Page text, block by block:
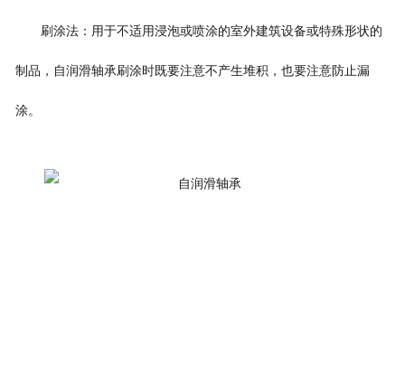
刷涂法：用于不适用浸泡或喷涂的室外建筑设备或特殊形状的
制品，自润滑轴承刷涂时既要注意不产生堆积，也要注意防止漏
涂。